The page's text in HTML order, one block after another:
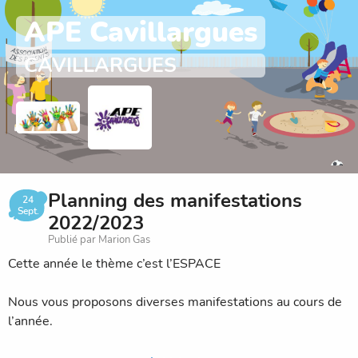
APE Cavillargues
CAVILLARGUES
24
Sept.
Planning des manifestations
2022/2023
Publié par Marion Gas
Cette année le thème c’est l’ESPACE
Nous vous proposons diverses manifestations au cours de
l’année.